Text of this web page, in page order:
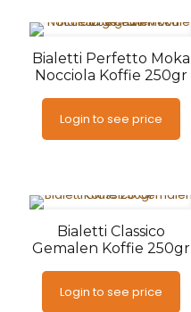
Bialetti Perfetto Moka
Nocciola Koffie 250gr
Login to see price
Bialetti Classico
Gemalen Koffie 250gr
Login to see price